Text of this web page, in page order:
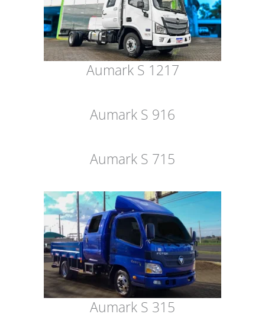
Aumark S 1217
Aumark S 916
Aumark S 715
Aumark S 315